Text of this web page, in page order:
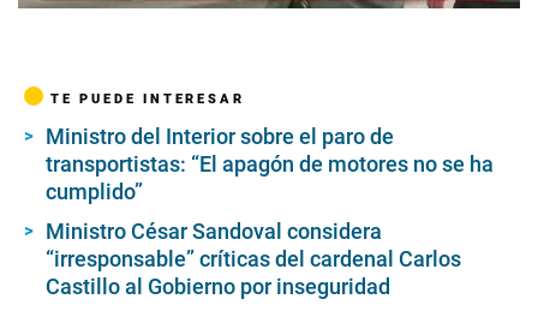
TE PUEDE INTERESAR
Ministro del Interior sobre el paro de
transportistas: “El apagón de motores no se ha
cumplido”
Ministro César Sandoval considera
“irresponsable” críticas del cardenal Carlos
Castillo al Gobierno por inseguridad